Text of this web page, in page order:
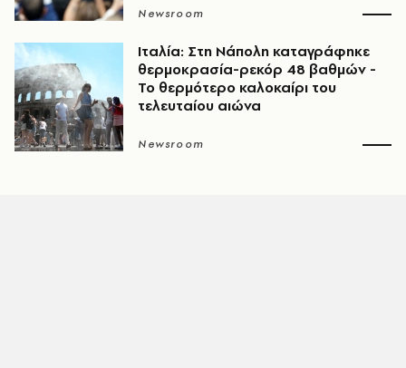
Newsroom
Ιταλία: Στη Νάπολη καταγράφηκε
θερμοκρασία-ρεκόρ 48 βαθμών -
To θερμότερο καλοκαίρι του
τελευταίου αιώνα
Newsroom